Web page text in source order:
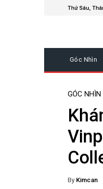
Thứ Sáu,
Góc Nhìn
GÓC NHÌN
By Kimcan